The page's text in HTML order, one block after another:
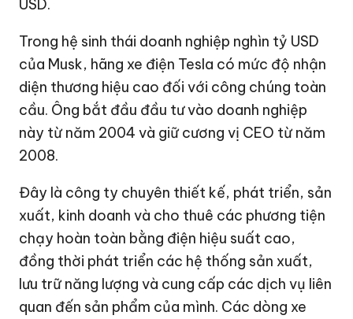
USD.
Trong hệ sinh thái doanh nghiệp nghìn tỷ USD
của Musk, hãng xe điện Tesla có mức độ nhận
diện thương hiệu cao đối với công chúng toàn
cầu. Ông bắt đầu đầu tư vào doanh nghiệp
này từ năm 2004 và giữ cương vị CEO từ năm
2008.
Đây là công ty chuyên thiết kế, phát triển, sản
xuất, kinh doanh và cho thuê các phương tiện
chạy hoàn toàn bằng điện hiệu suất cao,
đồng thời phát triển các hệ thống sản xuất,
lưu trữ năng lượng và cung cấp các dịch vụ liên
quan đến sản phẩm của mình. Các dòng xe